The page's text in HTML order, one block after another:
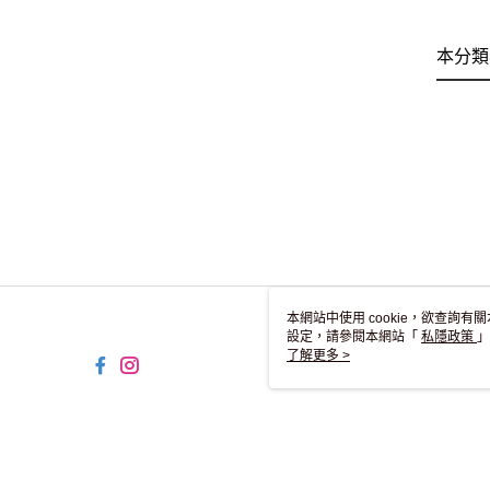
本分
本網站中使用 cookie，欲查詢有
設定，請參閱本網站「 私隱政策
用 cookie。
了解更多 >